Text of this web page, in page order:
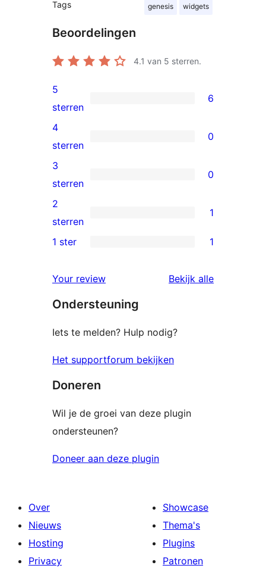
Tags genesis widgets
Beoordelingen
4.1 van 5 sterren.
6
5
sterren
beoordeling
5
sterren
6
0
4
sterren
beoordeling
4
sterren
0
0
3
sterren
beoordeling
3
sterren
0
1
2
beoordeling
2
sterren
1
ster
beoordeling
1 ster 1
Your review Bekijk alle
Ondersteuning
Iets te melden? Hulp nodig?
Het supportforum bekijken
Doneren
Wil je de groei van deze plugin
ondersteunen?
Doneer aan deze plugin
Over
Nieuws
Hosting
Privacy
Showcase
Thema's
Plugins
Patronen